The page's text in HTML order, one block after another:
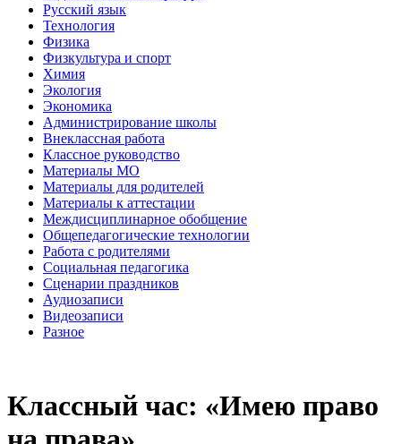
Русский язык
Технология
Физика
Физкультура и спорт
Химия
Экология
Экономика
Администрирование школы
Внеклассная работа
Классное руководство
Материалы МО
Материалы для родителей
Материалы к аттестации
Междисциплинарное обобщение
Общепедагогические технологии
Работа с родителями
Социальная педагогика
Сценарии праздников
Аудиозаписи
Видеозаписи
Разное
Классный час: «Имею право